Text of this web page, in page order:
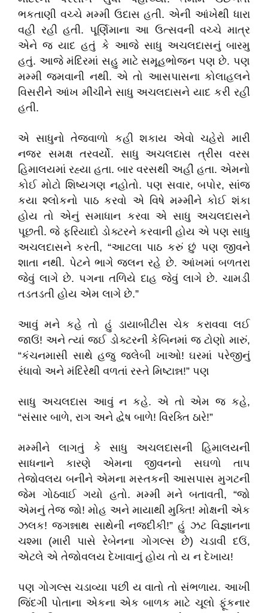
ભકતાણી વચ્ચે મમ્મી ઉદાસ હતી. એની આંખેથી ધારા
વહી રહી હતી. પૂર્ણિમાના આ ઉત્સવની વચ્ચે માત્ર
એને જ યાદ હતું કે આજે સાધુ અચલદાસનું બારમુ
હતું. આજે મંદિરમાં સહુ માટે સમૂહભોજન પણ છે. પણ
મમ્મી જમવાની નથી. એ તો આસપાસના કોલાહલને
વિસરીને આંખ મીંચીને સાધુ અચલદાસને યાદ કરી રહી
હતી.
એ સાધુનો તેજવાળો કહી શકાય એવો ચહેરો મારી
નજર સમક્ષ તરવર્યો. સાધુ અચલદાસ ત્રીસ વરસ
હિમાલયમાં રહ્યા હતા. બાર વરસથી અહીં હતા. એમનો
કોઈ મોટો શિષ્યગણ નહોતો. પણ સવાર, બપોર, સાંજ
કયા શ્લોકનો પાઠ કરવો એ વિષે મમ્મીને કોઈ શંકા
હોય તો એનું સમાધાન કરવા એ સાધુ અચલદાસને
પૂછતી. જે ફરિયાદો ડોક્ટરને કરવાની હોય એ પણ સાધુ
અચલદાસને કરતી, “આટલા પાઠ કરું છું પણ જીવને
શાતા નથી. પેટને ભાગે જલન રહે છે. આંખમાં બળતરા
જેવું લાગે છે. પગના તળિયે દાહ જેવું લાગે છે. ચામડી
તડતડતી હોય એમ લાગે છે.”
આવું મને કહે તો હું ડાયાબીટીસ ચેક કરાવવા લઈ
જાઉં! અને ત્યાં જઈ ડોક્ટરની કેબિનમાં જ ટોણો મારું,
“કંચનમાસી સાથે હજુ જલેબી ખાઓ! ઘરમાં પરેજીનું
રંધાવો અને મંદિરેથી વળતાં રસ્તે મિષ્ટાન્ન!” પણ
સાધુ અચલદાસ આવું ન કહે. એ તો એમ જ કહે,
“સંસાર બાળે, રાગ અને દ્વેષ બાળે! વિરક્તિ ઠારે!”
મમ્મીને લાગતું કે સાધુ અચલદાસની હિમાલયની
સાધનાને કારણે એમના જીવનનો સઘળો તાપ
તેજોવલય બનીને એમના મસ્તકની આસપાસ મુગટની
જેમ ગોઠવાઈ ગયો હતો. મમ્મી મને બતાવતી, “જો
એમનું તેજ જો! મોહ અને માયાથી મુક્તિ! મોક્ષની એક
ઝલક! જગન્નાથ સાથેની નજદીકી!” હું ઝટ વિજ્ઞાનના
ચશ્મા (મારી પાસે રેબેનના ગોગલ્સ છે) ચડાવી દઉં,
એટલે એ તેજોવલય દેખાવાનું હોય તો ય ન દેખાય!
પણ ગોગલ્સ ચડાવ્યા પછી ય વાતો તો સંભળાય. આખી
જિંદગી પોતાના એકના એક બાળક માટે ચૂલો ફૂંકનાર